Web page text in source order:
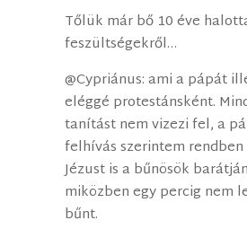
Tőlük már bő 10 éve
feszültségekről…
@Cypriánus: ami a pápát
eléggé protestánsként.
tanítást nem vizezi fel, a
felhívás szerintem rendben
Jézust is a bűnösök
miközben egy percig nem
bűnt.